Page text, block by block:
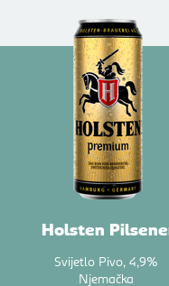
Holsten
Svijetlo Pivo 4,9%
Njemačka